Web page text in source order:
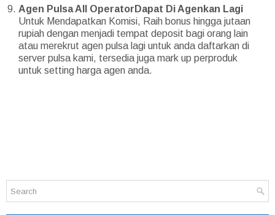
Agen Pulsa All OperatorDapat Di Agenkan Lagi
Untuk Mendapatkan Komisi, Raih bonus hingga jutaan
rupiah dengan menjadi tempat deposit bagi orang lain
atau merekrut agen pulsa lagi untuk anda daftarkan di
server pulsa kami, tersedia juga mark up perproduk
untuk setting harga agen anda.